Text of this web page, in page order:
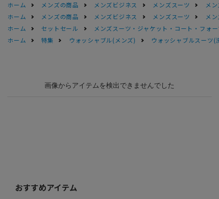
ホーム
メンズの商品 メンズビジネス メンズスーツ
メ
ホーム
メンズの商品 メンズビジネス メンズスーツ
メ
ホーム
セットセール
メンズスーツ・ジャケット・コート・フォ
ホーム
特集 ウォッシャブル(メンズ) ウォッシャブルスーツ(